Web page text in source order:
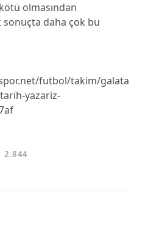
olmasından
sonuçta daha çok bu
futbol/takim/galata
yazariz-
2.844